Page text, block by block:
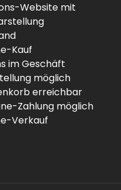
Website mit
Kauf
im Geschäft
möglich
erreichbar
Zahlung möglich
Verkauf